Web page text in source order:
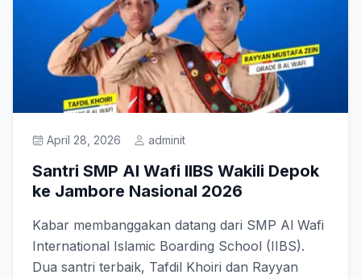
April 28, 2026 adminit
Santri SMP Al Wafi IIBS Wakili Depok
ke Jambore Nasional 2026
Kabar membanggakan datang dari SMP Al Wafi
International Islamic Boarding School (IIBS).
Dua santri terbaik, Tafdil Khoiri dan Rayyan